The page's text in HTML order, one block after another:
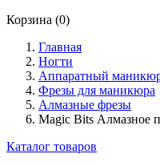
Корзина (0)
Главная
Ногти
Аппаратный
Фрезы для маникюра
Алмазные фрезы
Magic Bits Алмазное
Каталог товаров